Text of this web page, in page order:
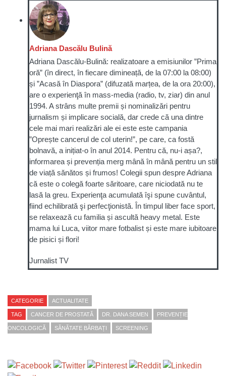
Adriana Dascălu Bulină
Adriana Dascălu-Bulină: realizatoare a emisiunilor ”Prima
oră” (în direct, în fiecare dimineață, de la 07:00 la 08:00)
și ”Acasă în Diaspora” (difuzată marțea, de la ora 20:00),
are o experienţă în mass-media (radio, tv, ziar) din anul
1994. A strâns multe premii și nominalizări pentru
jurnalism și implicare socială, dar crede că una dintre
cele mai mari realizări ale ei este este campania
”Oprește cancerul de col uterin!”, pe care, ca fostă
bolnavă, a inițiat-o în anul 2014. Pentru că, nu-i așa?,
informarea și prevenția merg mână în mână pentru un stil
de viață sănătos și frumos! Colegii spun despre Adriana
că este o colegă foarte săritoare, care niciodată nu te
lasă la greu. Experienţa acumulată îşi spune cuvântul,
fiind echilibrată şi perfecţionistă. În timpul liber face sport,
se relaxează cu familia și ascultă heavy metal. Este
mama lui Luca, viitor mare fotbalist și este mare iubitoare
de pisici și flori!
Jurnalist TV
CATEGORIE ACTUALITATE
TAG CANCER DE PROSTATĂ DR. DANA SEMEN PREVENȚIE
ONCOLOGICĂ SĂNĂTATE BĂRBAȚI SCREENING